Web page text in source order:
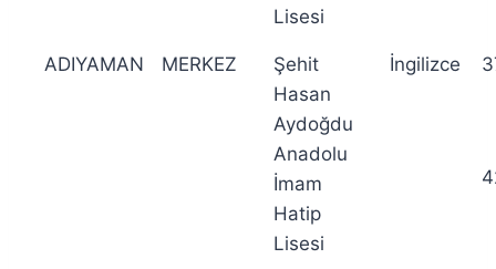
Lisesi
ADIYAMAN MERKEZ
Şehit
Hasan
Aydoğdu
Anadolu
İmam
Hatip
Lisesi
İngilizce